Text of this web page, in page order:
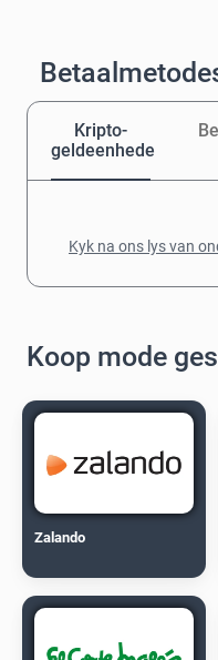
Kripto-
geldeenhede
Kyk na ons lys van
Koop mode
Zalando